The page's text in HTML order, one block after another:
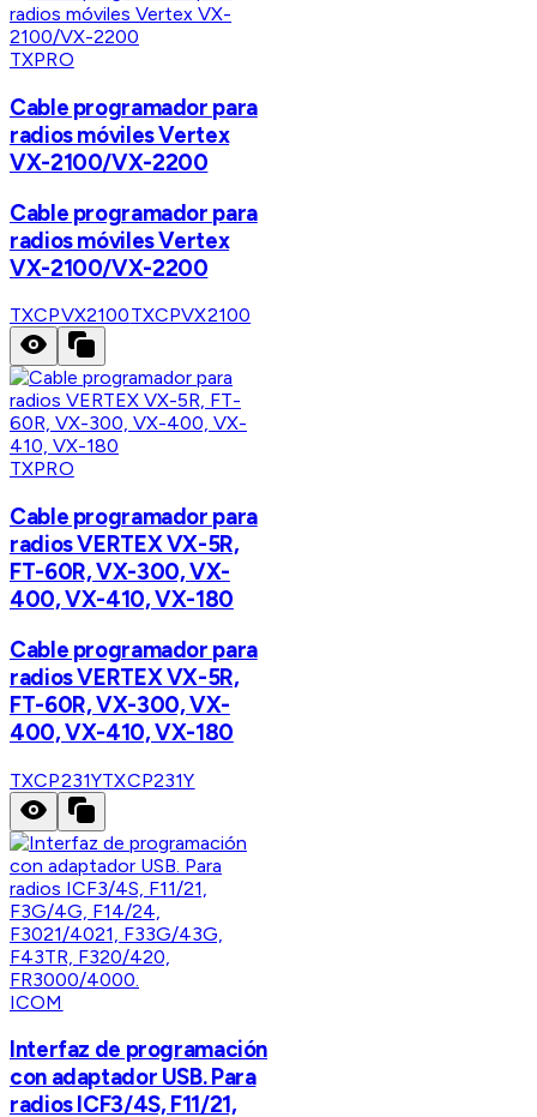
TXPRO
Cable programador para
radios móviles Vertex
VX-2100/VX-2200
Cable programador para
radios móviles Vertex
VX-2100/VX-2200
TXCPVX2100TXCPVX2100
TXPRO
Cable programador para
radios VERTEX VX-5R,
FT-60R, VX-300, VX-
400, VX-410, VX-180
Cable programador para
radios VERTEX VX-5R,
FT-60R, VX-300, VX-
400, VX-410, VX-180
TXCP231YTXCP231Y
ICOM
Interfaz de programación
con adaptador USB. Para
radios ICF3/4S, F11/21,